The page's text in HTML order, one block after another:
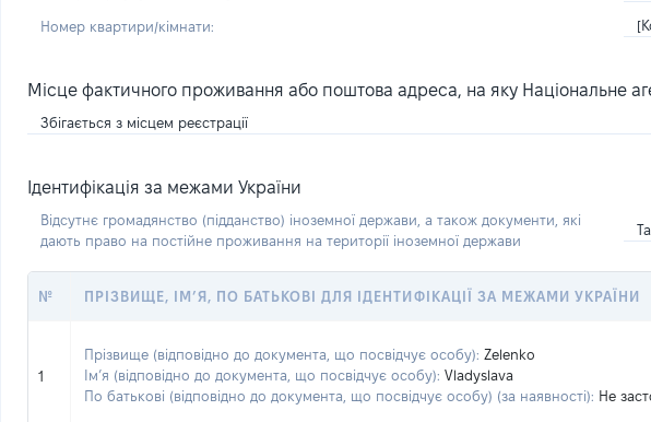
Номер квартири/кімнати:
Місце фактичного проживання або поштова адреса, на яку Національне
Збігається з місцем реєстрації
Ідентифікація за межами України
Відсутнє громадянство (підданство) іноземної держави, а також документи, які
дають право на постійне проживання на території іноземної держави
№ ПРІЗВИЩЕ, ІМ’Я, ПО БАТЬКОВІ ДЛЯ ІДЕНТИФІКАЦІЇ ЗА МЕЖАМИ УКРАЇНИ
1
Прізвище (відповідно до документа, що посвідчує особу): Zelenko
Ім’я (відповідно до документа, що посвідчує особу): Vladyslava
По батькові (відповідно до документа, що посвідчує особу) (за наявності): Не